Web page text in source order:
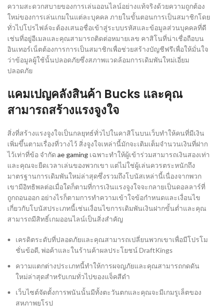
ความสะดวกสบายของการเล่นออนไลน์อย่างแท้จริงด้วยความถูกต้อง
ใหม่ของการเล่นเกมในแต่ละบุคคล ภายในขั้นตอนการเป็นสมาชิกโดย
ทั่วไปโปรไฟล์จะต้องเสนอชื่อเข้าสู่ระบบรหัสและข้อมูลส่วนบุคคลที่ดี
เช่นที่อยู่อีเมลและคุณสามารถติดต่อหมายเลข คาสิโนที่น่าเชื่อถือบน
อินเทอร์เน็ตต้องการการเป็นสมาชิกเพื่อช่วยสร้างบัญชีฟรีเพื่อให้มั่นใจ
ว่าข้อมูลผู้ใช้นั้นปลอดภัยซึ่งสภาพแวดล้อมการเดิมพันใหม่เอี่ยม
ปลอดภัย
แคมเปญคลังสินค้า Bucks และคุณ
สามารถสร้างแรงจูงใจ
สิ่งที่สร้างแรงจูงใจเป็นกลยุทธ์ทั่วไปในคาสิโนบนเว็บทำให้คนที่มีเงิน
เพิ่มขึ้นตามเรื่องที่วางไว้ สิ่งจูงใจเหล่านี้มักจะเติมเต็มจำนวนเงินที่ฝาก
ไว้เท่าที่ข้อ จำกัด ae gaming เฉพาะทำให้ผู้เข้าร่วมสามารถเงินสองเท่า
และคุณจะยืดเวลาเล่นของพวกเขา แต่ไม่ใช่ผู้เล่นควรตระหนักถึง
มาตรฐานการเดิมพันใหม่ล่าสุดซึ่งรวมถึงโบนัสเหล่านี้เนื่องจากพวก
เขามีอิทธิพลต่อเมื่อใดก็ตามที่การเงินแรงจูงใจจะกลายเป็นดอลลาร์ที่
ถูกถอนออก อย่างไรก็ตามการทำความเข้าใจข้อกำหนดและเงื่อนไข
เกี่ยวกับโบนัสประเภทนี้เช่นเงื่อนไขการเดิมพันเงินฝากขั้นต่ำและคุณ
สามารถมีสิทธิ์เกมออนไลน์เป็นสิ่งสำคัญ
เครดิตระดับที่ปลอดภัยและคุณสามารถเปลี่ยนพวกเขาเพื่อมีโปรโม
ชั่นข้อดี, พ่อค้าและในร้านค้าผลประโยชน์ DraftKings
ความแตกต่างประเภทนี้ทำให้การผจญภัยและคุณสามารถกดดัน
ใหม่ล่าสุดสำหรับเกมทั่วไปของแจ็คสีดำ
เว็บไซต์จัดตั้งการพนันนั้นมีทั้งตะวันตกและคุณจะมีเกมรูเล็ตของ
สหภาพยุโรป